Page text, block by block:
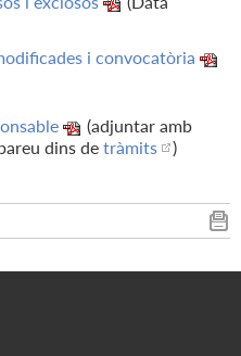
i convocatòria
(adjuntar amb
dins de tràmits )